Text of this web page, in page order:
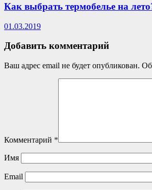
Как выбрать термобелье на
01.03.2019
Добавить комментарий
Ваш адрес email не будет опубликован.
Комментарий *
Имя
Email